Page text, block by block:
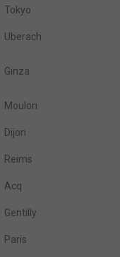
Tokyo
Uberach
Ginza
Moulon
Dijon
Reims
Acq
Gentilly
Paris